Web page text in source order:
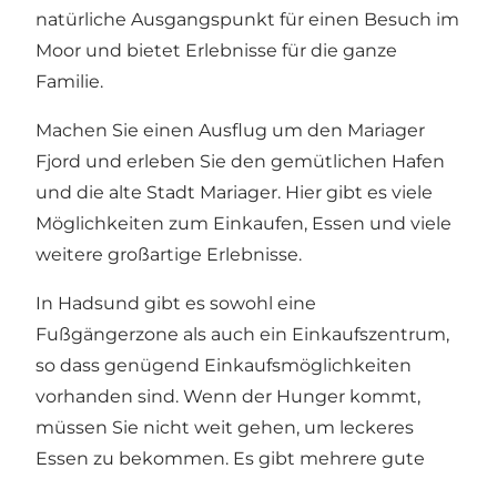
natürliche Ausgangspunkt für einen Besuch im
Moor und bietet Erlebnisse für die ganze
Familie.
Machen Sie einen Ausflug um den Mariager
Fjord und erleben Sie den gemütlichen Hafen
und die alte Stadt Mariager. Hier gibt es viele
Möglichkeiten zum Einkaufen, Essen und viele
weitere großartige Erlebnisse.
In Hadsund gibt es sowohl eine
Fußgängerzone als auch ein Einkaufszentrum,
so dass genügend Einkaufsmöglichkeiten
vorhanden sind. Wenn der Hunger kommt,
müssen Sie nicht weit gehen, um leckeres
Essen zu bekommen. Es gibt mehrere gute